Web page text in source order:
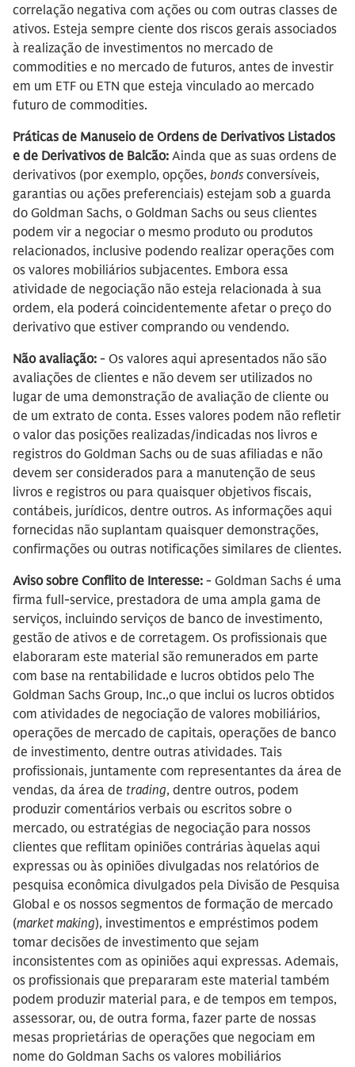
correlação negativa com ações ou com outras classes de
ativos. Esteja sempre ciente dos riscos gerais associados
à realização de investimentos no mercado de
commodities e no mercado de futuros, antes de investir
em um ETF ou ETN que esteja vinculado ao mercado
futuro de commodities.
Práticas de Manuseio de Ordens de Derivativos Listados
e de Derivativos de Balcão: Ainda que as suas ordens de
derivativos (por exemplo, opções, bonds conversíveis,
garantias ou ações preferenciais) estejam sob a guarda
do Goldman Sachs, o Goldman Sachs ou seus clientes
podem vir a negociar o mesmo produto ou produtos
relacionados, inclusive podendo realizar operações com
os valores mobiliários subjacentes. Embora essa
atividade de negociação não esteja relacionada à sua
ordem, ela poderá coincidentemente afetar o preço do
derivativo que estiver comprando ou vendendo.
Não avaliação: - Os valores aqui apresentados não são
avaliações de clientes e não devem ser utilizados no
lugar de uma demonstração de avaliação de cliente ou
de um extrato de conta. Esses valores podem não refletir
o valor das posições realizadas/indicadas nos livros e
registros do Goldman Sachs ou de suas afiliadas e não
devem ser considerados para a manutenção de seus
livros e registros ou para quaisquer objetivos fiscais,
contábeis, jurídicos, dentre outros. As informações aqui
fornecidas não suplantam quaisquer demonstrações,
confirmações ou outras notificações similares de clientes.
Aviso sobre Conflito de Interesse: - Goldman Sachs é uma
firma full-service, prestadora de uma ampla gama de
serviços, incluindo serviços de banco de investimento,
gestão de ativos e de corretagem. Os profissionais que
elaboraram este material são remunerados em parte
com base na rentabilidade e lucros obtidos pelo The
Goldman Sachs Group, Inc.,o que inclui os lucros obtidos
com atividades de negociação de valores mobiliários,
operações de mercado de capitais, operações de banco
de investimento, dentre outras atividades. Tais
profissionais, juntamente com representantes da área de
vendas, da área de trading, dentre outros, podem
produzir comentários verbais ou escritos sobre o
mercado, ou estratégias de negociação para nossos
clientes que reflitam opiniões contrárias àquelas aqui
expressas ou às opiniões divulgadas nos relatórios de
pesquisa econômica divulgados pela Divisão de Pesquisa
Global e os nossos segmentos de formação de mercado
(market making), investimentos e empréstimos podem
tomar decisões de investimento que sejam
inconsistentes com as opiniões aqui expressas. Ademais,
os profissionais que prepararam este material também
podem produzir material para, e de tempos em tempos,
assessorar, ou, de outra forma, fazer parte de nossas
mesas proprietárias de operações que negociam em
nome do Goldman Sachs os valores mobiliários